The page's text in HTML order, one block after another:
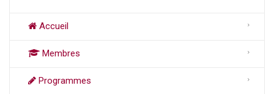
Accueil
Membres
Programmes